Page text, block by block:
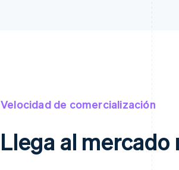
Velocidad de comercialización
Llega al mercado